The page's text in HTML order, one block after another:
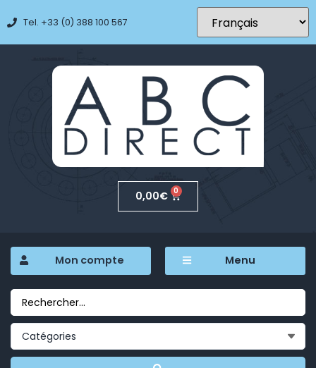
Tel. +33 (0) 388 100 567
0,00€ 0
Mon compte Menu